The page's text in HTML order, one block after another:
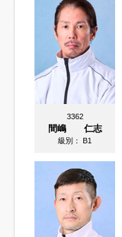
3362
間嶋 仁志
級別：B1